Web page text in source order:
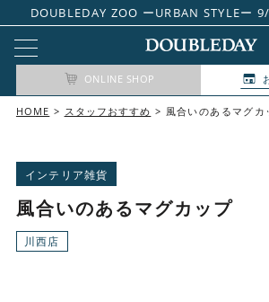
DOUBLEDAY ZOO ーURBAN STYLEー
ONLINE SHOP
HOME スタッフおすすめ 風合いのあるマグカ
インテリア雑貨
風合いのあるマグカップ
川西店